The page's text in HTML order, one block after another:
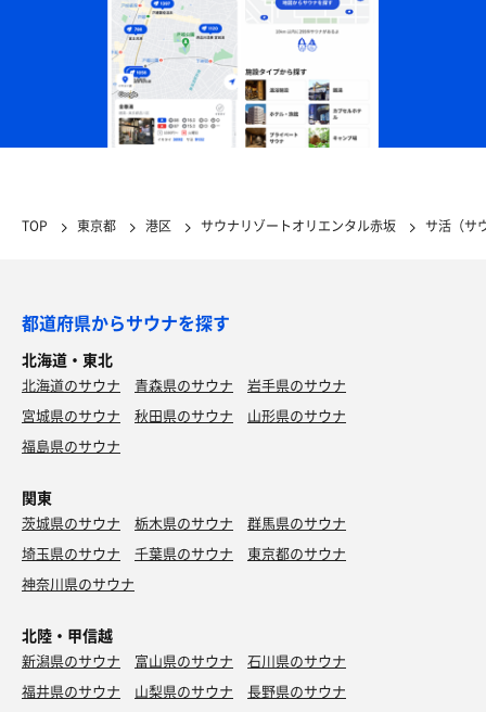
TOP 東京都 港区 サウナリゾートオリエンタル赤坂 サ活（サ
都道府県からサウナを探す
北海道・東北
北海道のサウナ 青森県のサウナ
岩手県のサウナ
宮城県のサウナ
秋田県のサウナ
山形県のサウナ
福島県のサウナ
関東
茨城県のサウナ 栃木県のサウナ
群馬県のサウナ
埼玉県のサウナ
千葉県のサウナ
東京都のサウナ
神奈川県のサウナ
北陸・甲信越
新潟県のサウナ 富山県のサウナ
石川県のサウナ
福井県のサウナ
山梨県のサウナ 長野県のサウナ